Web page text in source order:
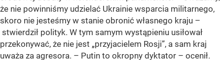
że nie powinniśmy udzielać Ukrainie wsparcia militarnego,
skoro nie jesteśmy w stanie obronić własnego kraju –
stwierdził polityk. W tym samym wystąpieniu usiłował
przekonywać, że nie jest „przyjacielem Rosji”, a sam kraj
uważa za agresora. – Putin to okropny dyktator – ocenił.